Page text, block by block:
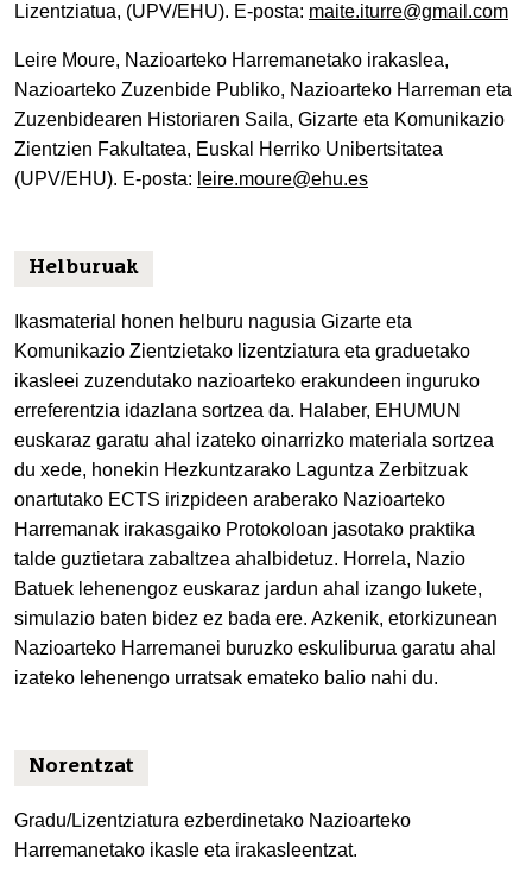
Lizentziatua, (UPV/EHU). E-posta: maite.iturre@gmail.com
Leire Moure, Nazioarteko Harremanetako irakaslea,
Nazioarteko Zuzenbide Publiko, Nazioarteko Harreman eta
Zuzenbidearen Historiaren Saila, Gizarte eta Komunikazio
Zientzien Fakultatea, Euskal Herriko Unibertsitatea
(UPV/EHU). E-posta: leire.moure@ehu.es
Helburuak
Ikasmaterial honen helburu nagusia Gizarte eta
Komunikazio Zientzietako lizentziatura eta graduetako
ikasleei zuzendutako nazioarteko erakundeen inguruko
erreferentzia idazlana sortzea da. Halaber, EHUMUN
euskaraz garatu ahal izateko oinarrizko materiala sortzea
du xede, honekin Hezkuntzarako Laguntza Zerbitzuak
onartutako ECTS irizpideen araberako Nazioarteko
Harremanak irakasgaiko Protokoloan jasotako praktika
talde guztietara zabaltzea ahalbidetuz. Horrela, Nazio
Batuek lehenengoz euskaraz jardun ahal izango lukete,
simulazio baten bidez ez bada ere. Azkenik, etorkizunean
Nazioarteko Harremanei buruzko eskuliburua garatu ahal
izateko lehenengo urratsak emateko balio nahi du.
Norentzat
Gradu/Lizentziatura ezberdinetako Nazioarteko
Harremanetako ikasle eta irakasleentzat.